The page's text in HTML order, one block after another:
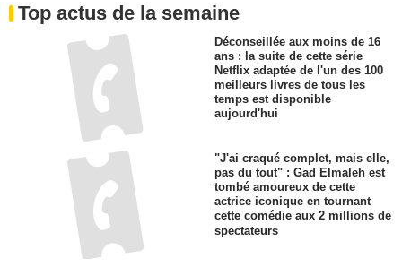
Top actus de la semaine
Déconseillée aux moins de 16
ans : la suite de cette série
Netflix adaptée de l'un des 100
meilleurs livres de tous les
temps est disponible
aujourd'hui
"J'ai craqué complet, mais elle,
pas du tout" : Gad Elmaleh est
tombé amoureux de cette
actrice iconique en tournant
cette comédie aux 2 millions de
spectateurs